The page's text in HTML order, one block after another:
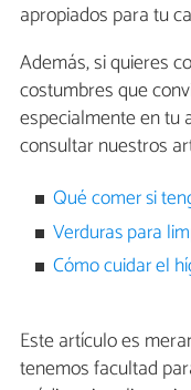
apropiados para tu
Además, si quieres
costumbres que
especialmente en tu
consultar nuestros
Qué comer si
Verduras para
Cómo cuidar el
Este artículo es
tenemos facultad